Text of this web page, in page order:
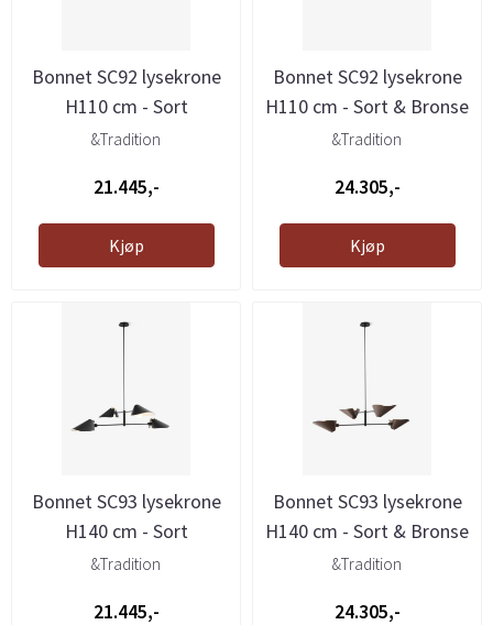
Bonnet SC92 lysekrone
H110 cm - Sort
&Tradition
21.445,-
Kjøp
Bonnet SC92 lysekrone
H110 cm - Sort & Bronse
&Tradition
24.305,-
Kjøp
Bonnet SC93 lysekrone
H140 cm - Sort
&Tradition
21.445,-
Bonnet SC93 lysekrone
H140 cm - Sort & Bronse
&Tradition
24.305,-